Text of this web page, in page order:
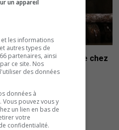
: En mode entraide chez
Chibougamau
un appareil
les informations
autres types de
partenaires, ainsi
ce site. Nos
des données
données à
pouvez vous y
un lien en bas de
votre
confidentialité.